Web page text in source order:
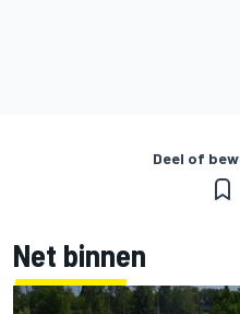
Deel of
Net binnen